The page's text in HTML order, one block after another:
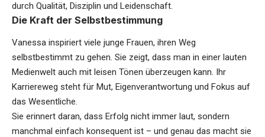
durch Qualität, Disziplin und Leidenschaft.
Die Kraft der Selbstbestimmung
Vanessa inspiriert viele junge Frauen, ihren Weg
selbstbestimmt zu gehen. Sie zeigt, dass man in einer lauten
Medienwelt auch mit leisen Tönen überzeugen kann. Ihr
Karriereweg steht für Mut, Eigenverantwortung und Fokus auf
das Wesentliche.
Sie erinnert daran, dass Erfolg nicht immer laut, sondern
manchmal einfach konsequent ist – und genau das macht sie